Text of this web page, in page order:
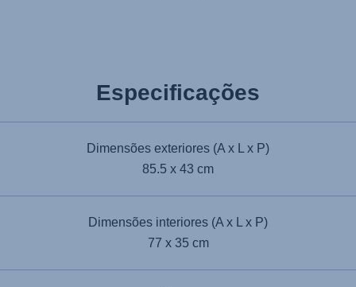
Especificações
Dimensões exteriores (A x L x P)
85.5 x 43 cm
Dimensões interiores (A x L x P)
77 x 35 cm